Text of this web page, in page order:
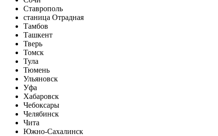
Ставрополь
станица Отрадная
Тамбов
Ташкент
Тверь
Томск
Тула
Тюмень
Ульяновск
Уфа
Хабаровск
Чебоксары
Челябинск
Чита
Южно-Сахалинск